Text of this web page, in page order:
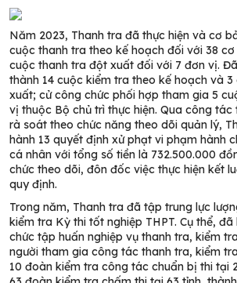
Năm 2023, Thanh tra đã thực hiện và cơ
cuộc thanh tra theo kế hoạch đối với 38
cuộc thanh tra đột xuất đối với 7 đơn vị.
thành 14 cuộc kiểm tra theo kế hoạch và
xuất; cử công chức phối hợp tham gia 5
vị thuộc Bộ chủ trì thực hiện. Qua công
rà soát theo chức năng theo dõi quản lý,
hành 13 quyết định xử phạt vi phạm hành
cá nhân với tổng số tiền là 732.500.000
chức theo dõi, đôn đốc việc thực hiện kết
quy định.
Trong năm, Thanh tra đã tập trung lực
kiểm tra Kỳ thi tốt nghiệp THPT. Cụ thể,
chức tập huấn nghiệp vụ thanh tra, kiểm
người tham gia công tác thanh tra, kiểm
10 đoàn kiểm tra công tác chuẩn bị thi tại